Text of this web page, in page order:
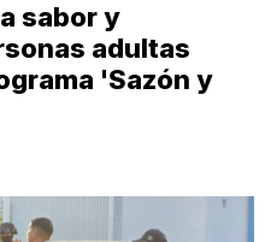
sabor y
adultas
'Sazón y